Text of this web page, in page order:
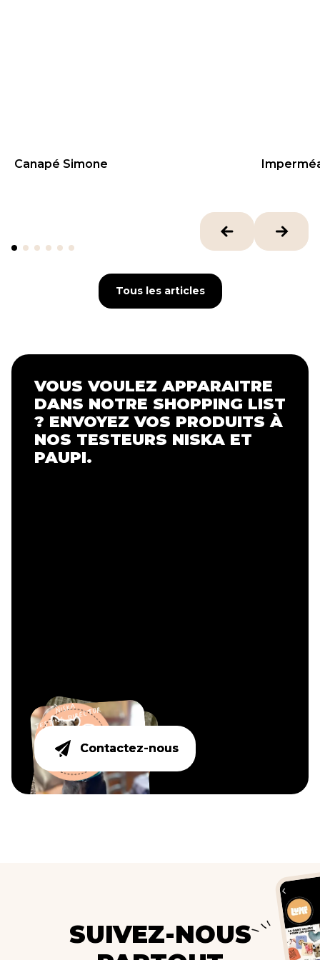
139.99€
Canapé Simone 79.95€
Tous les articles
Tous les articles
VOUS VOULEZ APPARAITRE
DANS NOTRE SHOPPING LIST
? ENVOYEZ VOS PRODUITS À
NOS TESTEURS NISKA ET
PAUPI.
Contactez-nous
Contactez-nous
SUIVEZ-NOUS